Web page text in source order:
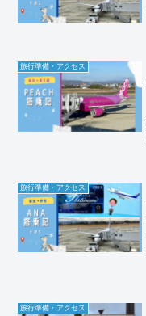
旅行準備・アクセス
旅行準備・アクセス
旅行準備・アクセス